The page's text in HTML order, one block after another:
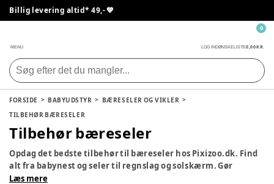
Billig levering altid* 49,- 💙
MENU LOG INDØNSKELISTE0,00 KR.
0
FORSIDE BABYUDSTYR
BÆRESELER OG VIKLER
TILBEHØR BÆRESELER
Tilbehør bæreseler
Opdag det bedste tilbehør til bæreseler hos Pixizoo.dk. Find
alt fra babynest og seler til regnslag og solskærm. Gør
bæreoplevelsen endnu bedre!
Læs mere